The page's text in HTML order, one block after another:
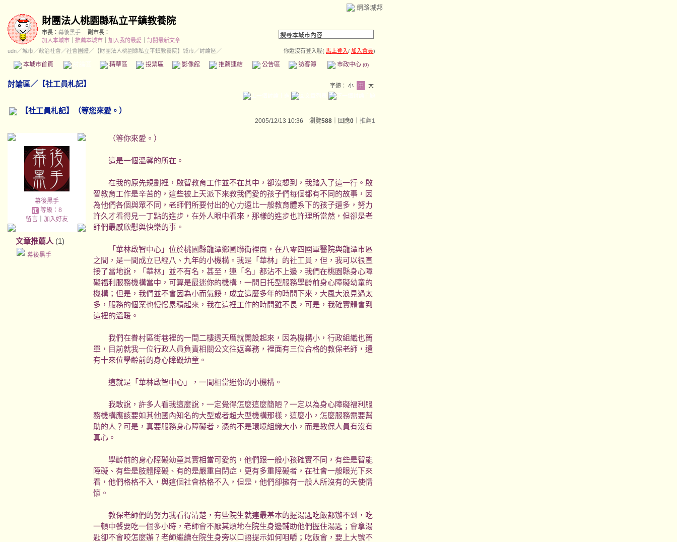
網路城邦
財團法人桃園縣私立平鎮教養院
市長： 幕後黑手
副市長：
加入本城市
推薦本城市 加入我的最愛
訂閱最新文章
udn／城市／政治社會 ／社會團體／ 【財團法人桃園縣私立平鎮教養院】城市／討論區／ 你還沒有登入喔( 馬上登入/ 加入會員)
本城市首頁 精華區 投票區 影像館 推薦連結 公告區 訪客簿 市政中心 (0)
討論區／ 【社工員札記】 字體： 小 中 大
【社工員札記】（等您來愛。）
2005/12/13 10:36 瀏覽588 ｜回應0 推薦1
幕後黑手
等級：8
留言｜ 加入好友
文章推薦人 (1)
幕後黑手
（等你來愛。）
這是一個溫馨的所在。
在我的原先規劃裡，啟智教育工作並不在其中，卻沒想到，我踏入了這一行。啟
智教育工作是辛苦的，這些被上天派下來教我們愛的孩子們每個都有不同的故事，因
為他們各個與眾不同，老師們所要付出的心力遠比一般教育體系下的孩子還多，努力
許久才看得見一丁點的進步，在外人眼中看來，那樣的進步也許理所當然，但卻是老
師們最感欣慰與快樂的事。
「華林啟智中心」位於桃園縣龍潭鄉國聯街裡面，在八零四國軍醫院與龍潭市區
之間，是一間成立已經八、九年的小機構。我是「華林」的社工員，但，我可以很直
接了當地說，「華林」並不有名，甚至，連「名」都沾不上邊，我們在桃園縣身心障
礙福利服務機構當中，可算是最迷你的機構，一間日托型服務學齡前身心障礙幼童的
機構；但是，我們並不會因為小而氣餒，成立這麼多年的時間下來，大風大浪見過太
多，服務的個案也慢慢累積起來，我在這裡工作的時間雖不長，可是，我確實體會到
這裡的溫暖。
我們在眷村區街巷裡的一間二樓透天厝就開設起來，因為機構小，行政組織也簡
單，目前就我一位行政人員負責相關公文往返業務，裡面有三位合格的教保老師，還
有十來位學齡前的身心障礙幼童。
這就是「華林啟智中心」，一間相當迷你的小機構。
我敢說，許多人看我這麼說，一定覺得怎麼這麼簡陋？一定以為身心障礙福利服
務機構應該要如其他國內知名的大型或者超大型機構那樣，這麼小，怎麼服務需要幫
助的人？可是，真要服務身心障礙者，憑的不是環境組織大小，而是教保人員有沒有
真心。
學齡前的身心障礙幼童其實相當可愛的，他們跟一般小孩確實不同，有些是智能
障礙、有些是肢體障礙、有的是嚴重自閉症，更有多重障礙者，在社會一般眼光下來
看，他們格格不入，與這個社會格格不入，但是，他們卻擁有一般人所沒有的天使情
懷。
教保老師們的努力我看得清楚，有些院生就連最基本的握湯匙吃飯都辦不到，吃
一頓中餐要吃一個多小時，老師會不厭其煩地在院生身邊輔助他們握住湯匙；會拿湯
匙卻不會咬怎麼辦？老師繼續在院生身旁以口語提示如何咀嚼；吃飯會，要上大號不